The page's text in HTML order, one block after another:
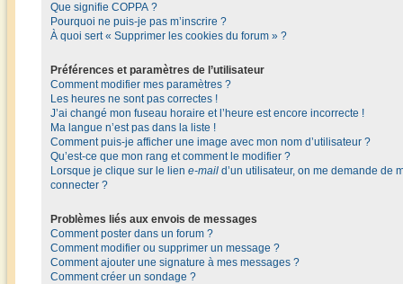
Que signifie COPPA ?
Pourquoi ne puis-je pas m’inscrire ?
À quoi sert « Supprimer les cookies du forum » ?
Préférences et paramètres de l’utilisateur
Comment modifier mes paramètres ?
Les heures ne sont pas correctes !
J’ai changé mon fuseau horaire et l’heure est encore incorrecte !
Ma langue n’est pas dans la liste !
Comment puis-je afficher une image avec mon nom d’utilisateur ?
Qu’est-ce que mon rang et comment le modifier ?
Lorsque je clique sur le lien e-mail d’un utilisateur, on me demande de
connecter ?
Problèmes liés aux envois de messages
Comment poster dans un forum ?
Comment modifier ou supprimer un message ?
Comment ajouter une signature à mes messages ?
Comment créer un sondage ?